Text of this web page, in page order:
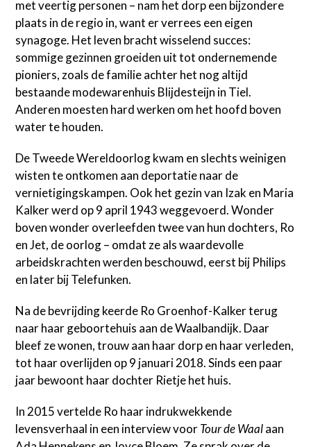
met veertig personen – nam het dorp een bijzondere
plaats in de regio in, want er verrees een eigen
synagoge. Het leven bracht wisselend succes:
sommige gezinnen groeiden uit tot ondernemende
pioniers, zoals de familie achter het nog altijd
bestaande modewarenhuis Blijdesteijn in Tiel.
Anderen moesten hard werken om het hoofd boven
water te houden.
De Tweede Wereldoorlog kwam en slechts weinigen
wisten te ontkomen aan deportatie naar de
vernietigingskampen. Ook het gezin van Izak en Maria
Kalker werd op 9 april 1943 weggevoerd. Wonder
boven wonder overleefden twee van hun dochters, Ro
en Jet, de oorlog – omdat ze als waardevolle
arbeidskrachten werden beschouwd, eerst bij Philips
en later bij Telefunken.
Na de bevrijding keerde Ro Groenhof-Kalker terug
naar haar geboortehuis aan de Waalbandijk. Daar
bleef ze wonen, trouw aan haar dorp en haar verleden,
tot haar overlijden op 9 januari 2018. Sinds een paar
jaar bewoont haar dochter Rietje het huis.
In 2015 vertelde Ro haar indrukwekkende
levensverhaal in een interview voorTour de Waalaan